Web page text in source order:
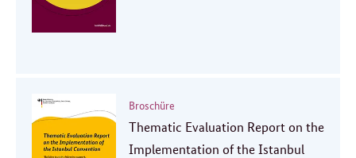
Broschüre
Thematic Evaluation Report on the
Implementation of the Istanbul